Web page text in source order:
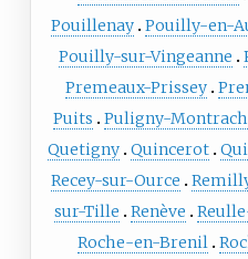
Pouillenay Pouilly-en-
Pouilly-sur-Vingeanne
Premeaux-Prissey
Puits
Puligny-
Quetigny Quincerot
Recey-sur-Ource
sur-Tille
Renève
Roche-en-Brenil